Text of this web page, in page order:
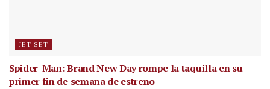
JET SET
Spider-Man: Brand New Day rompe la taquilla en su
primer fin de semana de estreno